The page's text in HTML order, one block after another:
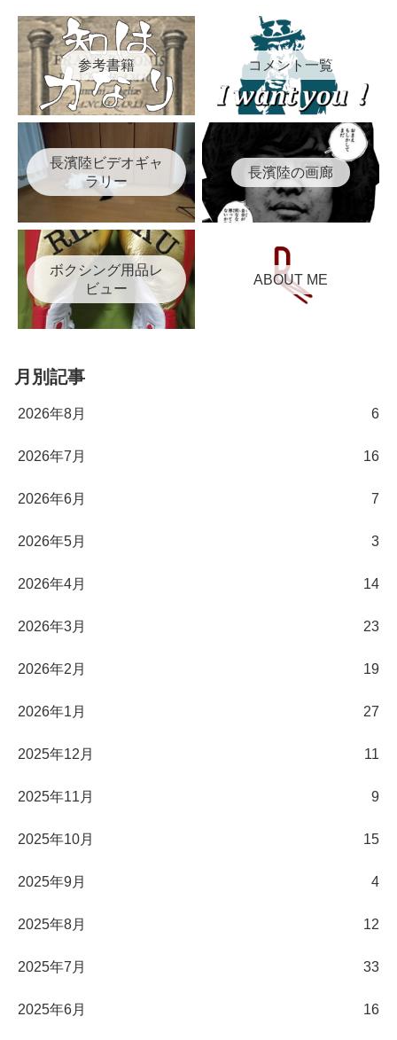
参考書籍 コメント一覧
長濱陸ビデオギャ
ラリー
長濱陸の画廊
ボクシング用品レ
ビュー
ABOUT ME
月別記事
2026年8月 6
2026年7月 16
2026年6月 7
2026年5月 3
2026年4月 14
2026年3月 23
2026年2月 19
2026年1月 27
2025年12月 11
2025年11月 9
2025年10月 15
2025年9月 4
2025年8月 12
2025年7月 33
2025年6月 16